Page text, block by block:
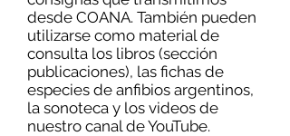
desde COANA. También pueden
utilizarse como material de
consulta los libros (sección
publicaciones), las fichas de
especies de anfibios argentinos,
la sonoteca y los videos de
nuestro canal de YouTube.